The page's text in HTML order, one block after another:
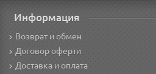
Информация
Возврат и обмен
Договор оферти
Доставка и оплата